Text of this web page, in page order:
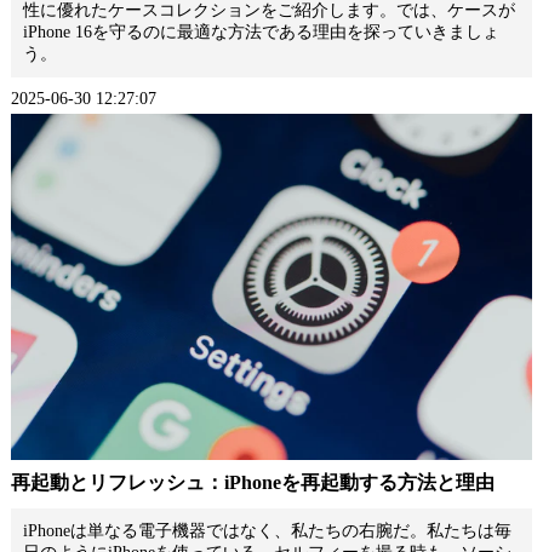
性に優れたケースコレクションをご紹介します。では、ケースが
iPhone 16を守るのに最適な方法である理由を探っていきましょ
う。
2025-06-30 12:27:07
再起動とリフレッシュ：iPhoneを再起動する方法と理由
iPhoneは単なる電子機器ではなく、私たちの右腕だ。私たちは毎